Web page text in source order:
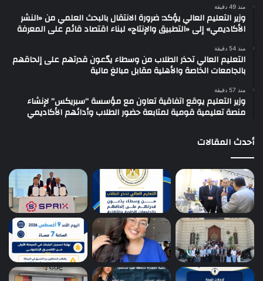
منذ 49 دقيقة
وزير التعليم العالي يؤكد: ضرورة الانتقال بالبحث العلمي من «النشر
الأكاديمي» إلى «التطبيق والإنتاج» لبناء اقتصاد قائم على المعرفة
منذ 54 دقيقة
التعليم العالي تحذر الطلاب من وسطاء يدّعون قدرتهم على إلحاقهم
بالجامعات الخاصة والأهلية مقابل مبالغ مالية
منذ 57 دقيقة
وزير التعليم يوقع اتفاقية تعاون مع مؤسسة “سبريكس” لإنشاء
منصة تعليمية قومية لمتابعة حضور الطلاب وأدائهم الأكاديمي
أحدث المقالات